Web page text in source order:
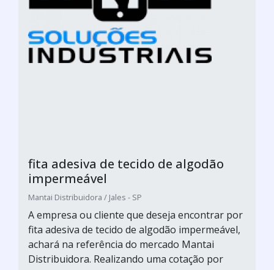
fita adesiva de tecido de algodão
impermeável
Mantai Distribuidora / Jales - SP
A empresa ou cliente que deseja encontrar por
fita adesiva de tecido de algodão impermeável,
achará na referência do mercado Mantai
Distribuidora. Realizando uma cotação por